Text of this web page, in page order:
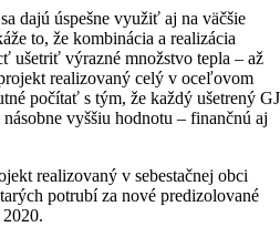
dajú úspešne využiť aj na väčšie
to, že kombinácia a realizácia
ušetriť výrazné množstvo tepla – až
realizovaný celý v oceľovom
počítať s tým, že každý ušetrený GJ
vyššiu hodnotu – finančnú aj
realizovaný v sebestačnej obci
potrubí za nové predizolované